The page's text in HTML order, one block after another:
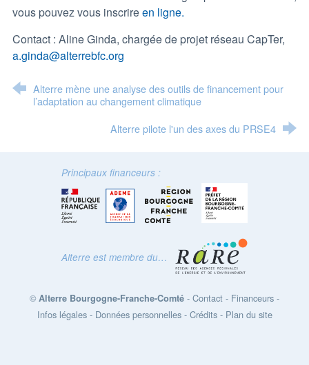
vous pouvez vous inscrireen ligne.
Contact : Aline Ginda, chargée de projet réseau CapTer,
a.ginda@alterrebfc.org
Alterre mène une analyse des outils de financement pour
l’adaptation au changement climatique
Alterre pilote l'un des axes du PRSE4
Principaux financeurs :
Alterre est membre du…
© Alterre Bourgogne-Franche-Comté - Contact - Financeurs -
Infos légales- Données personnelles- Crédits- Plan du site